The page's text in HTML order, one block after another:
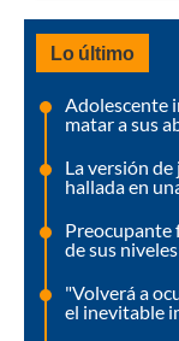
Lo último
Adolescente
matar a sus
La versión
hallada en
Preocupante
de sus
"Volverá a
el inevitable